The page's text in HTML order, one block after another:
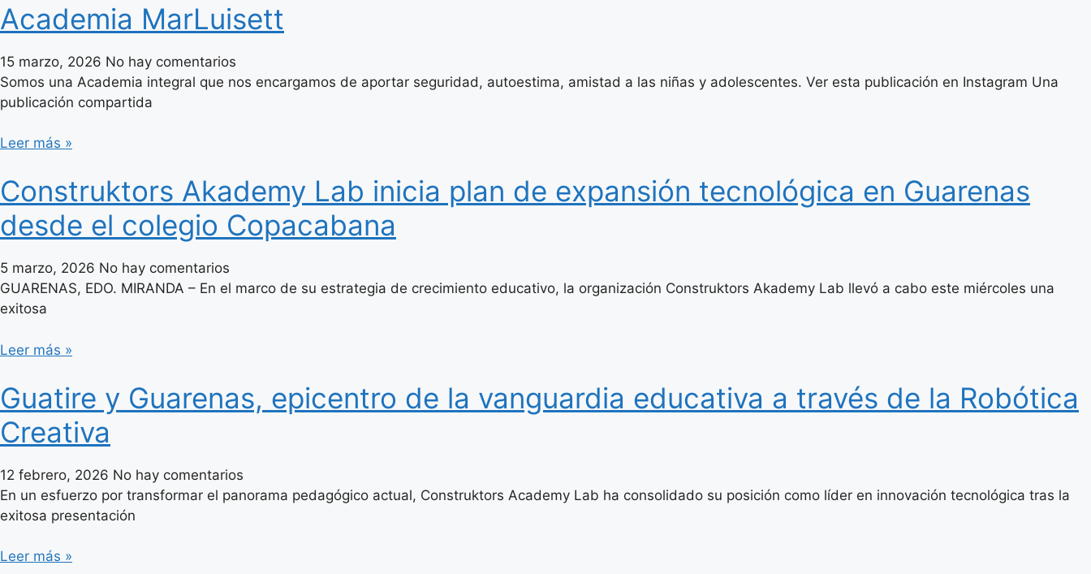
Academia MarLuisett
15 marzo, 2026 No hay comentarios
Somos una Academia integral que nos encargamos de aportar seguridad, autoestima, amistad a las niñas y adolescentes. Ver esta publicación en Instagram Una
publicación compartida
Leer más »
Construktors Akademy Lab inicia plan de expansión tecnológica en Guarenas
desde el colegio Copacabana
5 marzo, 2026 No hay comentarios
GUARENAS, EDO. MIRANDA – En el marco de su estrategia de crecimiento educativo, la organización Construktors Akademy Lab llevó a cabo este miércoles una
exitosa
Leer más »
Guatire y Guarenas, epicentro de la vanguardia educativa a través de la Robótica
Creativa
12 febrero, 2026 No hay comentarios
En un esfuerzo por transformar el panorama pedagógico actual, Construktors Academy Lab ha consolidado su posición como líder en innovación tecnológica tras la
exitosa presentación
Leer más »